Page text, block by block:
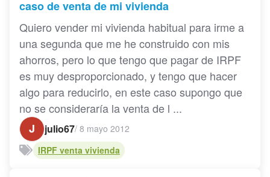
caso de venta de mi vivienda
Quiero vender mi vivienda habitual para irme a
una segunda que me he construido con mis
ahorros, pero lo que tengo que pagar de IRPF
es muy desproporcionado, y tengo que hacer
algo para reducirlo, en este caso supongo que
no se consideraría la venta de l ...
J
julio67/ 8 mayo 2012
IRPF venta vivienda